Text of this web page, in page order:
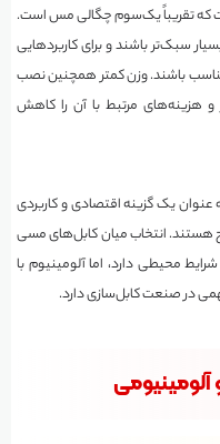
مکعب است که تقریباً یک‌سوم چگالی مس است.
سبک‌تر باشند و برای کاربردهایی
باشند. وزن کمتر همچنین نصب
هزینه‌های مرتبط با آن را کاهش
عنوان یک گزینه اقتصادی و کاربردی
هستند. انتخاب میان کابل‌های مسی
محیطی دارد، اما آلومینیوم با
در صنعت کابل‌سازی دارد.